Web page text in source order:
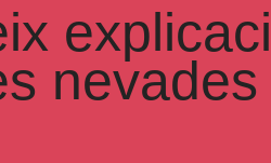
nevades